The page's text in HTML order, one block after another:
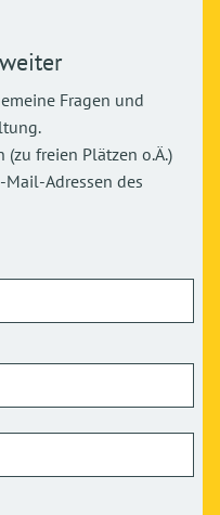
Fragen und
freien Plätzen o.Ä.)
Adressen des